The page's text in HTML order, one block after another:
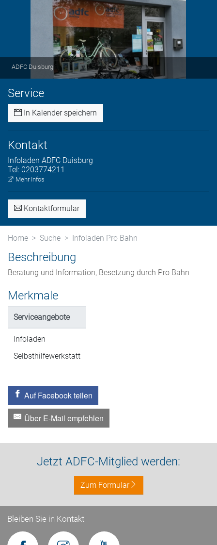
ADFC Duisburg
Service
In Kalender speichern
Kontakt
Infoladen ADFC Duisburg
Tel: 0203774211
Mehr Infos
Kontaktformular
Home Suche Infoladen Pro Bahn
Beschreibung
Beratung und Information, Besetzung durch Pro Bahn
Merkmale
Serviceangebote
Infoladen
Selbsthilfewerkstatt
Auf Facebook teilen
Über E-Mail empfehlen
Jetzt ADFC-Mitglied werden:
Zum Formular
Bleiben Sie in Kontakt